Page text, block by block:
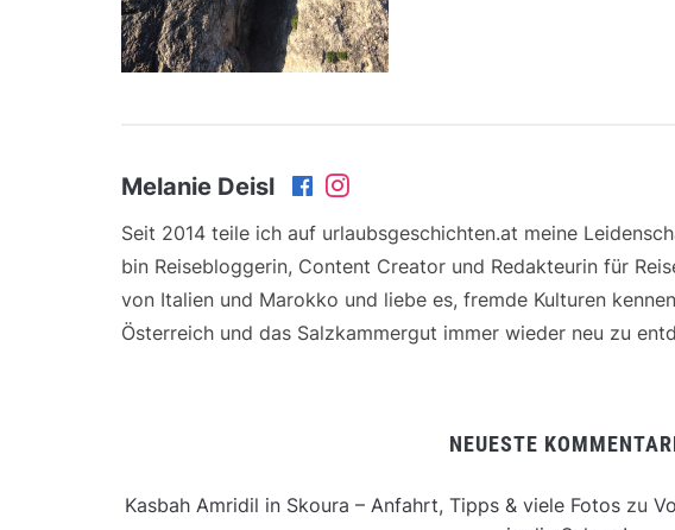
Melanie Deisl
Seit 2014 teile ich auf urlaubsgeschichten.at meine
bin Reisebloggerin, Content Creator und Redakteurin für
von Italien und Marokko und liebe es, fremde Kulturen
Österreich und das Salzkammergut immer wieder neu zu
NEUESTE
Kasbah Amridil in Skoura – Anfahrt, Tipps & viele Fotos zu